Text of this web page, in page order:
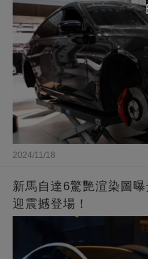
2024/11/18
新馬自達6驚艷渲染圖
迎震撼登場！